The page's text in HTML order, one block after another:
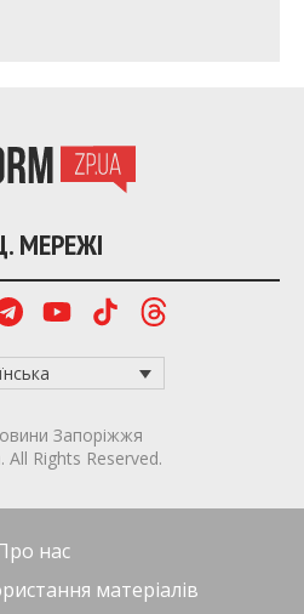
МЕРЕЖІ
Запоріжжя
All Rights Reserved.
нас
матеріалів